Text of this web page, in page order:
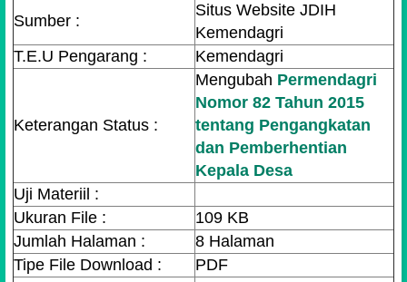
Sumber :
Situs Website JDIH
Kemendagri
T.E.U Pengarang :
Kemendagri
Keterangan Status :
Mengubah Permendagri
Nomor 82 Tahun 2015
tentang Pengangkatan
dan Pemberhentian
Kepala Desa
Uji Materiil :
Ukuran File :
109 KB
Jumlah Halaman :
8 Halaman
Tipe File Download :
PDF